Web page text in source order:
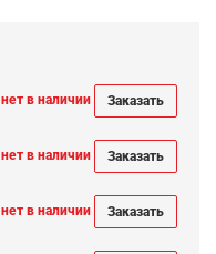
нет в наличии Заказать
нет в наличии Заказать
нет в наличии Заказать